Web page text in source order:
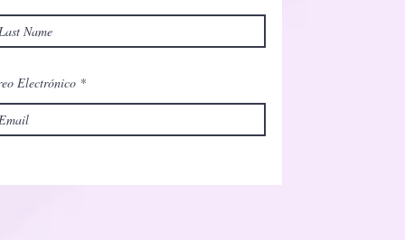
Electrónico